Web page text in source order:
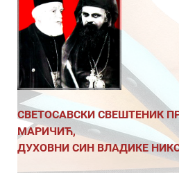
СВЕТОСАВСКИ СВЕШТЕНИК
МАРИЧИЋ,
ДУХОВНИ СИН ВЛАДИКЕ